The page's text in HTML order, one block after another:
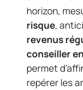
horizon,
risque,
revenus
conseiller
permet
repérer les